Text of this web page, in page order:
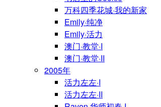
万科四季花城·我的新家
Emily·纯净
Emily·活力
澳门·教堂·I
澳门·教堂·II
2005年
活力左左·I
活力左左·II